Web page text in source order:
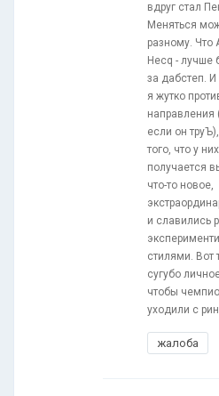
вдруг стал
Меняться
разному. Что
Hecq - лучше
за дабстеп. И
я жутко
направления
если он
того, что у
получается
что-то новое,
и славились
стилями. Вот
сугубо
чтобы
уходили с
жалоба